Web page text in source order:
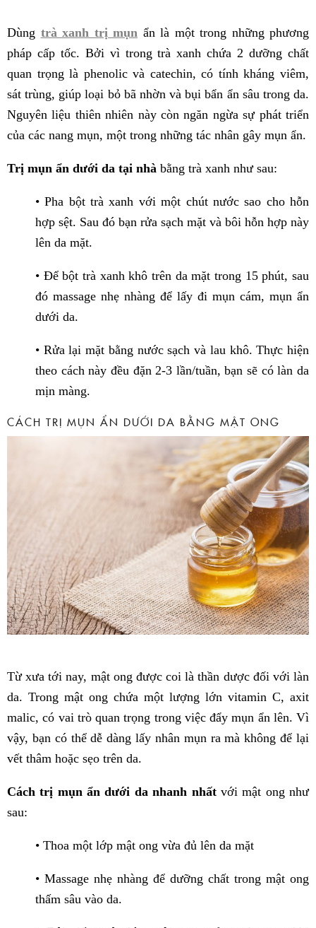
Dùng trà xanh trị mụn ẩn là một trong những phương
pháp cấp tốc. Bởi vì trong trà xanh chứa 2 dưỡng chất
quan trọng là phenolic và catechin, có tính kháng viêm,
sát trùng, giúp loại bỏ bã nhờn và bụi bẩn ẩn sâu trong da.
Nguyên liệu thiên nhiên này còn ngăn ngừa sự phát triển
của các nang mụn, một trong những tác nhân gây mụn ẩn.
Trị mụn ẩn dưới da tại nhà bằng trà xanh như sau:
• Pha bột trà xanh với một chút nước sao cho hỗn
hợp sệt. Sau đó bạn rửa sạch mặt và bôi hỗn hợp này
lên da mặt.
• Để bột trà xanh khô trên da mặt trong 15 phút, sau
đó massage nhẹ nhàng để lấy đi mụn cám, mụn ẩn
dưới da.
• Rửa lại mặt bằng nước sạch và lau khô. Thực hiện
theo cách này đều đặn 2-3 lần/tuần, bạn sẽ có làn da
mịn màng.
CÁCH TRỊ MỤN ẨN DƯỚI DA BẰNG MẬT ONG
Từ xưa tới nay, mật ong được coi là thần dược đối với làn
da. Trong mật ong chứa một lượng lớn vitamin C, axit
malic, có vai trò quan trọng trong việc đẩy mụn ẩn lên. Vì
vậy, bạn có thể dễ dàng lấy nhân mụn ra mà không để lại
vết thâm hoặc sẹo trên da.
Cách trị mụn ẩn dưới da nhanh nhấtvới mật ong như
sau:
• Thoa một lớp mật ong vừa đủ lên da mặt
• Massage nhẹ nhàng để dưỡng chất trong mật ong
thấm sâu vào da.